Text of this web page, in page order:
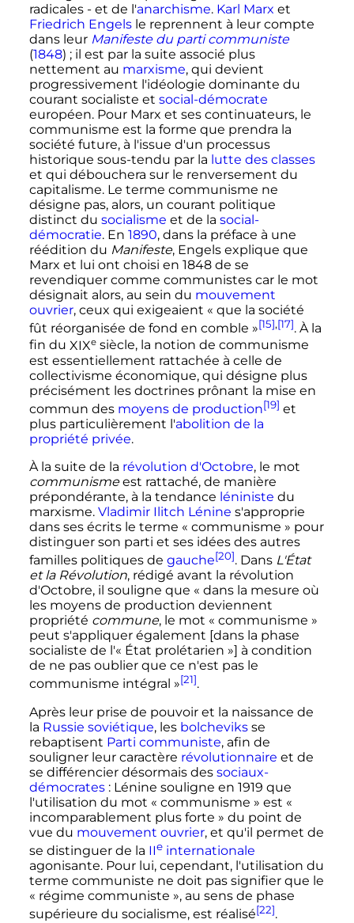
radicales - et de l'anarchisme. Karl Marx et
Friedrich Engelsle reprennent à leur compte
dans leur Manifeste du parti communiste
(1848) ; il est par la suite associé plus
nettement au marxisme, qui devient
progressivement l'idéologie dominante du
courant socialiste et social-démocrate
européen. Pour Marx et ses continuateurs, le
communisme est la forme que prendra la
société future, à l'issue d'un processus
historique sous-tendu par la lutte des classes
et qui débouchera sur le renversement du
capitalisme. Le terme communisme ne
désigne pas, alors, un courant politique
distinct du socialisme et de la social-
démocratie. En 1890, dans la préface à une
réédition du Manifeste, Engels explique que
Marx et lui ont choisi en 1848 de se
revendiquer comme communistes car le mot
désignait alors, au sein du mouvement
ouvrier, ceux qui exigeaient « que la société
fût réorganisée de fond en comble »[15],[17]. À la
fin du XIXe siècle, la notion de communisme
est essentiellement rattachée à celle de
collectivisme économique, qui désigne plus
précisément les doctrines prônant la mise en
commun des moyens de production[19] et
plus particulièrement l'abolition de la
propriété privée.
À la suite de la révolution d'Octobre, le mot
communismeest rattaché, de manière
prépondérante, à la tendance léniniste du
marxisme. Vladimir Ilitch Lénine s'approprie
dans ses écrits le terme « communisme » pour
distinguer son parti et ses idées des autres
familles politiques de gauche[20]. Dans L'État
et la Révolution, rédigé avant la révolution
d'Octobre, il souligne que « dans la mesure où
les moyens de production deviennent
propriété commune, le mot « communisme »
peut s'appliquer également [dans la phase
socialiste de l'« État prolétarien »] à condition
de ne pas oublier que ce n'est pas le
communisme intégral »[21].
Après leur prise de pouvoir et la naissance de
la Russie soviétique, les bolcheviksse
rebaptisent Parti communiste, afin de
souligner leur caractère révolutionnaire et de
se différencier désormais des sociaux-
démocrates : Lénine souligne en 1919 que
l'utilisation du mot « communisme » est «
incomparablement plus forte » du point de
vue du mouvement ouvrier, et qu'il permet de
se distinguer de la IIeinternationale
agonisante. Pour lui, cependant, l'utilisation du
terme communiste ne doit pas signifier que le
« régime communiste », au sens de phase
supérieure du socialisme, est réalisé[22].